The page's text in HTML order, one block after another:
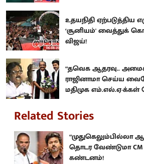
உதயநிதி ஏற்படுத்திய
‘சூனியம்' வைத்துக்
விஜய்!
“தவெக ஆதரவு..
ராஜினாமா செய்ய
மதிமுக எம்.எல்.ஏ-க்கள்
Related Stories
“முதுகெலும்பில்லா
தொடர வேண்டுமா CM
கண்டனம்!